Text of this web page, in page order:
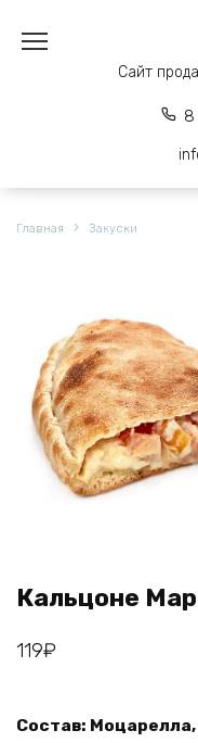
содержанию
Сайт
8
Главная Закуски
Кальцоне
119₽
Состав: